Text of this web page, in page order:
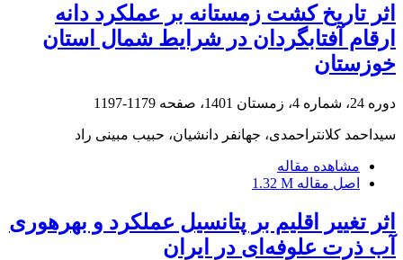
اثر تاریخ کشت زمستانه بر عملکرد دانه
ارقام آفتابگردان در شرایط شمال استان
خوزستان
دوره 24، شماره 4، زمستان 1401، صفحه 1179-1197
سیداحمد کلانتراحمدی، جهانفر دانشیان، حبیب مبینی راد
مشاهده مقاله
اصل مقاله 1.32 M
اثر تغییر اقلیم بر پتانسیل عملکرد و بهره‏وری
آب ذرت علوفه‌ای در ایران